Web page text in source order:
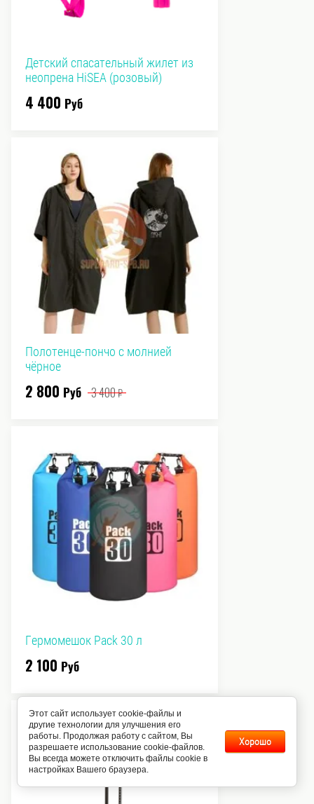
Детский спасательный жилет из
неопрена HiSEA (розовый)
4 400 Руб
Полотенце-пончо с молнией
чёрное
2 800 Руб 3 400₽
Гермомешок Pack 30 л
2 100 Руб
Этот сайт использует cookie-файлы и
другие технологии для улучшения его
работы. Продолжая работу с сайтом, Вы
разрешаете использование cookie-файлов.
Вы всегда можете отключить файлы cookie в
настройках Вашего браузера.
Хорошо